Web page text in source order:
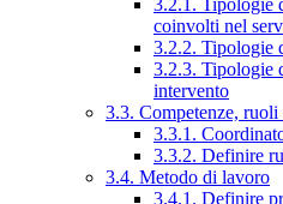
3.2.1. Tipologie
coinvolti nel
3.2.2. Tipologie
3.2.3. Tipologie
intervento
3.3. Competenze,
3.3.1.
3.3.2. Definire
3.4. Metodo di lavoro
3.4.1. Definire